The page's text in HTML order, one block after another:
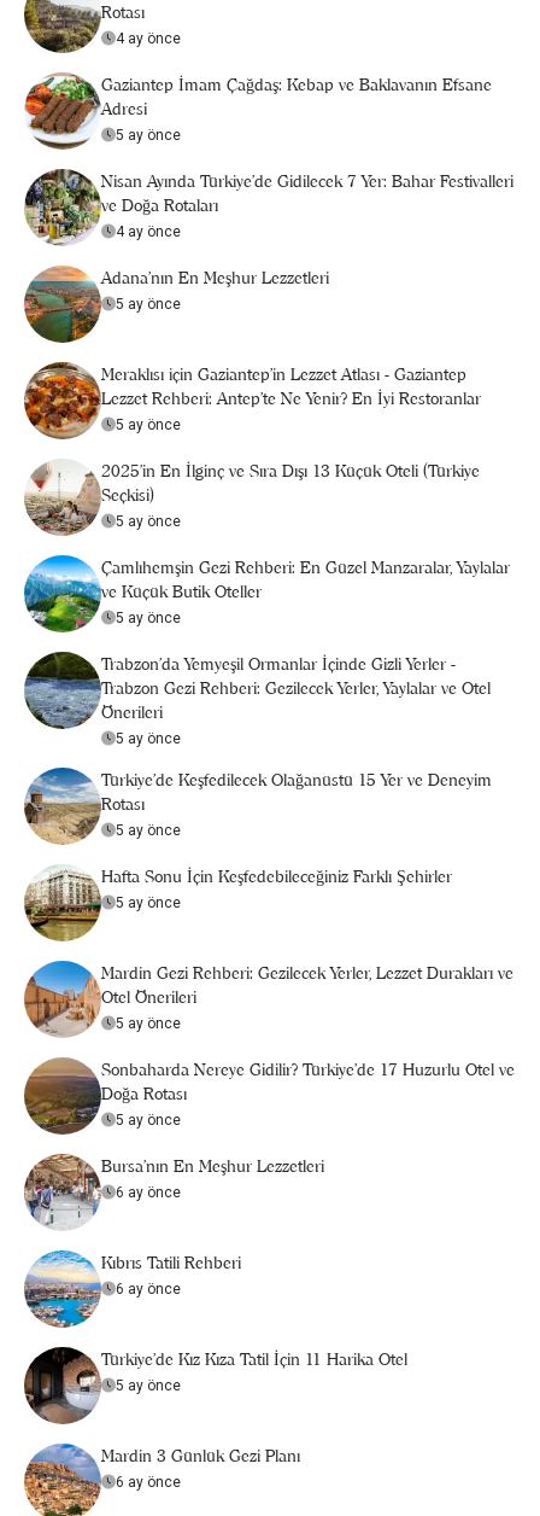
Rotası
4 ay önce
Gaziantep İmam Çağdaş: Kebap ve Baklavanın Efsane
Adresi
5 ay önce
Nisan Ayında Türkiye’de Gidilecek 7 Yer: Bahar Festivalleri
ve Doğa Rotaları
4 ay önce
Adana'nın En Meşhur Lezzetleri
5 ay önce
Meraklısı için Gaziantep'in Lezzet Atlası - Gaziantep
Lezzet Rehberi: Antep’te Ne Yenir? En İyi Restoranlar
5 ay önce
2025’in En İlginç ve Sıra Dışı 13 Küçük Oteli (Türkiye
Seçkisi)
5 ay önce
Çamlıhemşin Gezi Rehberi: En Güzel Manzaralar, Yaylalar
ve Küçük Butik Oteller
5 ay önce
Trabzon'da Yemyeşil Ormanlar İçinde Gizli Yerler -
Trabzon Gezi Rehberi: Gezilecek Yerler, Yaylalar ve Otel
Önerileri
5 ay önce
Türkiye’de Keşfedilecek Olağanüstü 15 Yer ve Deneyim
Rotası
5 ay önce
Hafta Sonu İçin Keşfedebileceğiniz Farklı Şehirler
5 ay önce
Mardin Gezi Rehberi: Gezilecek Yerler, Lezzet Durakları ve
Otel Önerileri
5 ay önce
Sonbaharda Nereye Gidilir? Türkiye’de 17 Huzurlu Otel ve
Doğa Rotası
5 ay önce
Bursa’nın En Meşhur Lezzetleri
6 ay önce
Kıbrıs Tatili Rehberi
6 ay önce
Türkiye’de Kız Kıza Tatil İçin 11 Harika Otel
5 ay önce
Mardin 3 Günlük Gezi Planı
6 ay önce